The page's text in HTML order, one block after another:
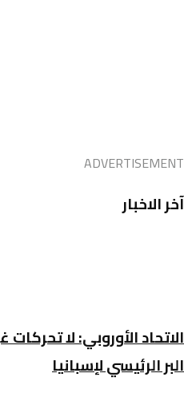
ADVERTISEMENT
آخر الاخبار
الاتحاد الأوروبي: لا
البر الرئيسي لإسبانيا